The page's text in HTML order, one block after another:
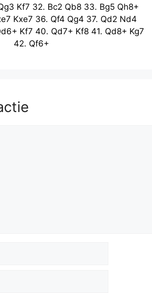
Kf7 32. Bc2 Qb8 33. Bg5 Qh8+
Kxe7 36. Qf4 Qg4 37. Qd2 Nd4
Kf7 40. Qd7+ Kf8 41. Qd8+ Kg7
42. Qf6+